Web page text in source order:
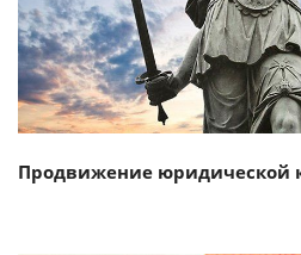
Продвижение юридической